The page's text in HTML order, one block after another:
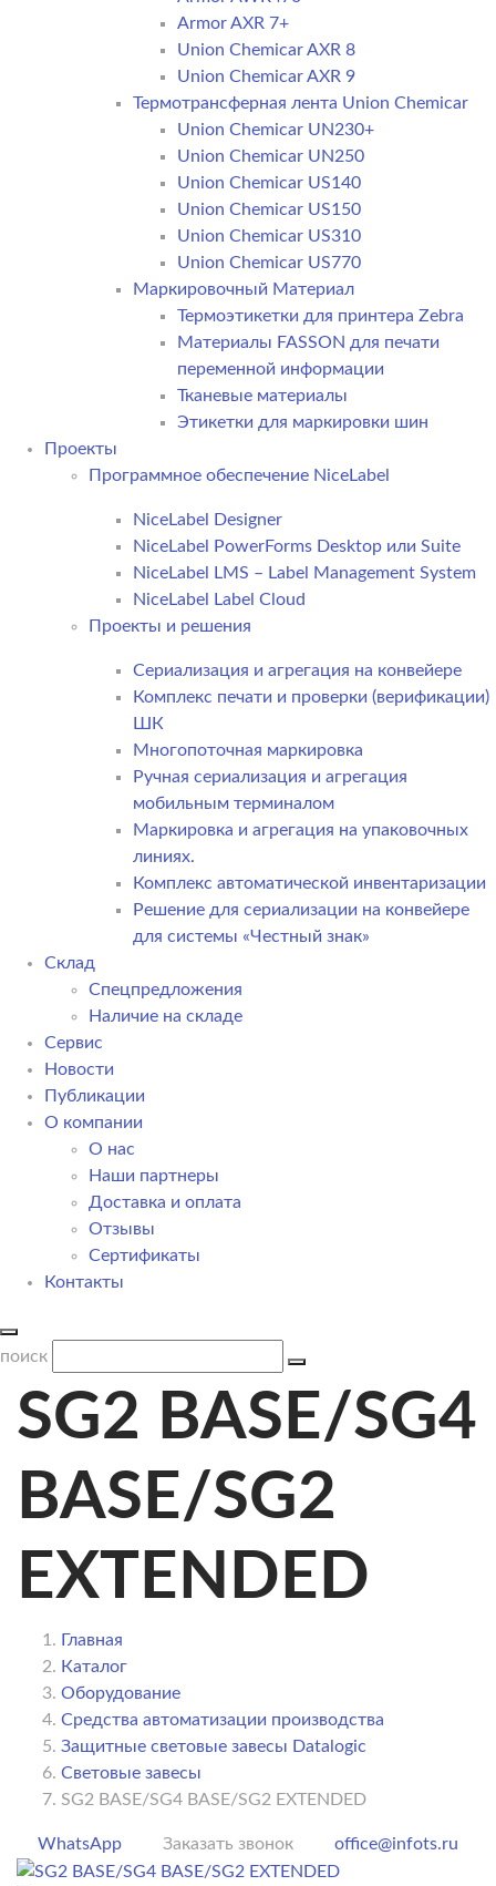
Armor AXR 7+
Union Chemicar AXR 8
Union Chemicar AXR 9
Термотрансферная лента Union Chemicar
Union Chemicar UN230+
Union Chemicar UN250
Union Chemicar US140
Union Chemicar US150
Union Chemicar US310
Union Chemicar US770
Маркировочный Материал
Термоэтикетки для принтера Zebra
Материалы FASSON для печати
переменной информации
Тканевые материалы
Этикетки для маркировки шин
Проекты
Программное обеспечение NiceLabel
NiceLabel Designer
NiceLabel PowerForms Desktop или Suite
NiceLabel LMS – Label Management System
NiceLabel Label Cloud
Проекты и решения
Сериализация и агрегация на конвейере
Комплекс печати и проверки (верификации)
ШК
Многопоточная маркировка
Ручная сериализация и агрегация
мобильным терминалом
Маркировка и агрегация на упаковочных
линиях.
Комплекс автоматической инвентаризации
Решение для сериализации на конвейере
для системы «Честный знак»
Склад
Спецпредложения
Наличие на складе
Сервис
Новости
Публикации
О компании
О нас
Наши партнеры
Доставка и оплата
Отзывы
Сертификаты
Контакты
поиск
SG2 BASE/SG4
BASE/SG2
EXTENDED
Главная
Каталог
Оборудование
Средства автоматизации производства
Защитные световые завесы Datalogic
Световые завесы
SG2 BASE/SG4 BASE/SG2 EXTENDED
WhatsApp Заказать звонок office@infots.ru